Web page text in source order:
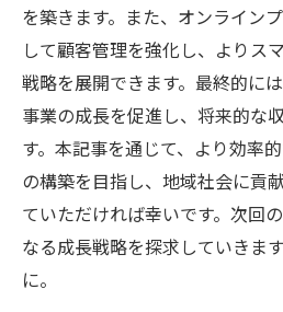
を築きます。また、オンライン
して顧客管理を強化し、よりス
戦略を展開できます。最終的に
事業の成長を促進し、将来的な
す。本記事を通じて、より効率
の構築を目指し、地域社会に貢
ていただければ幸いです。次回
なる成長戦略を探求していきま
に。